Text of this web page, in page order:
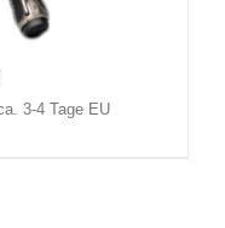
3-4 Tage EU